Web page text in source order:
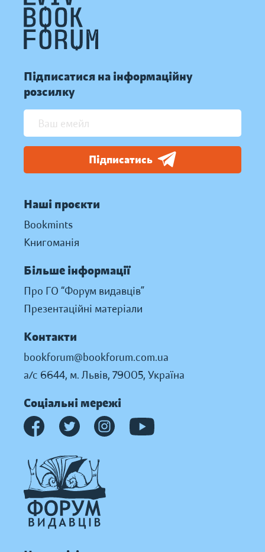
Підписатися на інформаційну
розсилку
Підписатись
Наші проєкти
Bookmints
Книгоманія
Більше інформації
Про ГО “Форум видавців”
Презентаційні матеріали
Контакти
bookforum@bookforum.com.ua
а/с 6644, м. Львів, 79005, Україна
Соціальні мережі